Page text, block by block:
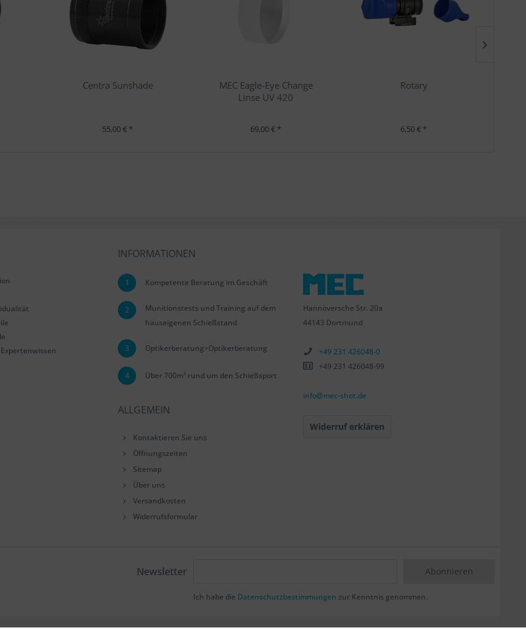
Centra Sunshade
55,00 € *
MEC Eagle-Eye Change
Linse UV 420
69,00 € *
Rotary
6,50 € *
INFORMATIONEN
1 Kompetente Beratung im Geschäft
2
Munitionstests und Training auf dem
hauseigenen Schießstand
3 Optikerberatung>Optikerberatung
4 Über 700m² rund um den Schießsport
ALLGEMEIN
Kontaktieren Sie uns
Öffnungszeiten
Sitemap
Über uns
Versandkosten
Widerrufsformular
Hannöversche Str. 20a
44143 Dortmund
+49 231 426048-0
+49 231 426048-99
info@mec-shot.de
Widerruf erklären
Newsletter Abonnieren
Ich habe die Datenschutzbestimmungen zur Kenntnis genommen.